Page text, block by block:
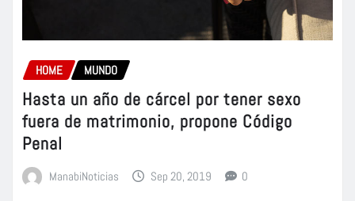
HOME MUNDO
Hasta un año de cárcel por tener sexo
fuera de matrimonio, propone Código
Penal
ManabiNoticias Sep 20, 2019 0